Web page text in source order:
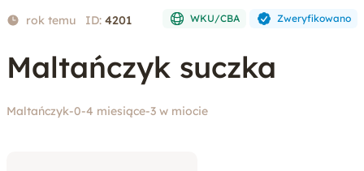
rok temu ID: 4201 WKU/CBA Zweryfikowano
Maltańczyk suczka
Maltańczyk-0-4 miesiące-3 w miocie